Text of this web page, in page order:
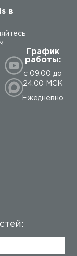
в
График
работы:
с 09:00 до
24:00 МСК
Ежедневно